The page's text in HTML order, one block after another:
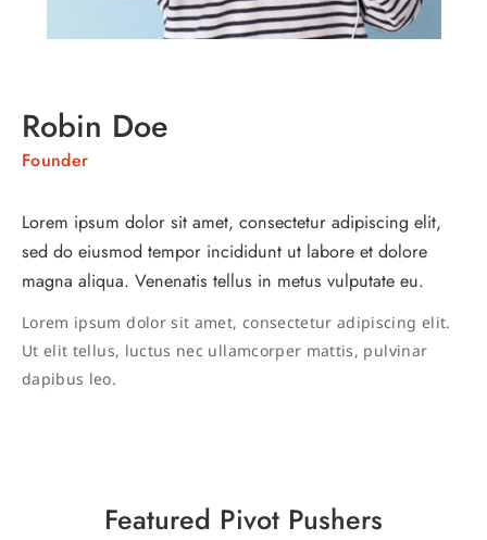
Robin Doe
Founder
Lorem ipsum dolor sit amet, consectetur adipiscing elit,
sed do eiusmod tempor incididunt ut labore et dolore
magna aliqua. Venenatis tellus in metus vulputate eu.
Lorem ipsum dolor sit amet, consectetur adipiscing elit.
Ut elit tellus, luctus nec ullamcorper mattis, pulvinar
dapibus leo.
Featured Pivot Pushers